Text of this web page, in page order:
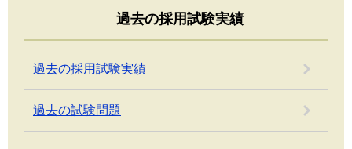
過去の採用試験実績
過去の採用試験実績
過去の試験問題